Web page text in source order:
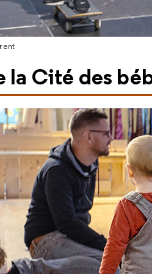
la Cité des